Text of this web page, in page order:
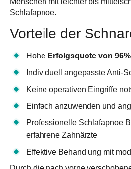
Schlafapnoe.
Vorteile der
Hohe Erfolgsquote von 96%
Individuell angepasste Anti-
Keine operativen Eingriffe
Einfach anzuwenden und
Professionelle Schlafapnoe
erfahrene Zahnärzte
Effektive Behandlung mit